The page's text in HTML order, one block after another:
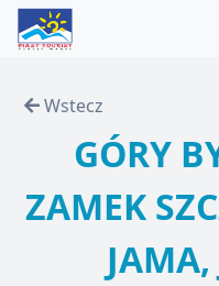
Wstecz
GÓRY
ZAMEK